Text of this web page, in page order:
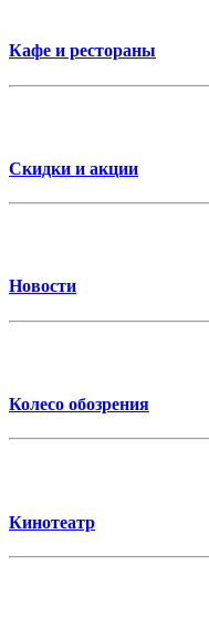
Кафе и рестораны
Скидки и акции
Новости
Колесо обозрения
Кинотеатр